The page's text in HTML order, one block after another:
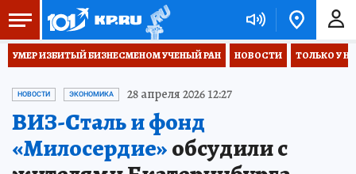
УМЕР ИЗБИТЫЙ БИЗНЕСМЕНОМ УЧЕНЫЙ РАН НОВОСТИ ТОЛЬКО У
НОВОСТИ ЭКОНОМИКА 28 апреля 2026 12:27
ВИЗ-Сталь и фонд
«Милосердие»обсудили с